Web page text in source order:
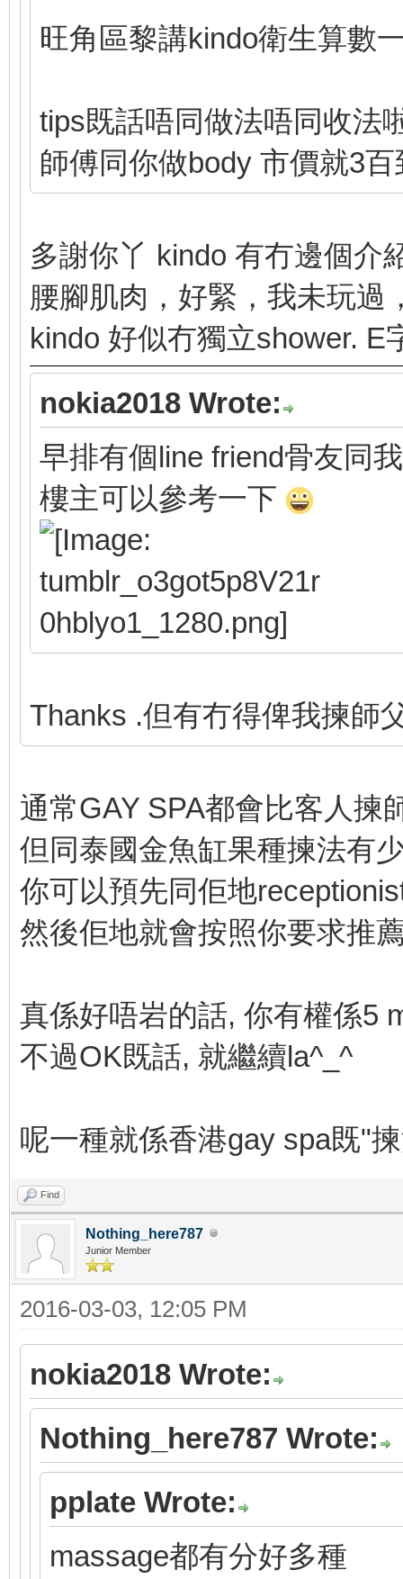
旺角區黎講kindo衛生算數
tips既話唔同做法唔同收法
師傅同你做body 市價就3
多謝你丫 kindo 有冇邊個介
腰腳肌肉，好緊，我未玩過
kindo 好似冇獨立shower. E
nokia2018 Wrote:
早排有個line friend骨友同
樓主可以參考一下
Thanks .但有冇得俾我揀師
通常GAY SPA都會比客人揀
但同泰國金魚缸果種揀法有
你可以預先同佢地
然後佢地就會按照你要求推
真係好唔岩的話, 你有權係5
不過OK既話, 就繼續la^_^
呢一種就係香港gay spa既"
Find
Nothing_here787
Junior Member
2016-03-03, 12:05 PM
nokia2018 Wrote:
Nothing_here787 Wrote:
pplate Wrote:
massage都有分好多種